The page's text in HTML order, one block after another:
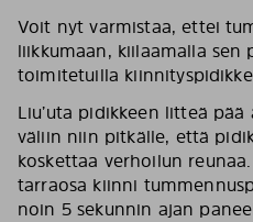
Voit nyt varmistaa, ettei
liikkumaan, kiilaamalla sen
toimitetuilla
Liu’uta pidikkeen litteä
väliin niin pitkälle, että
koskettaa verhoilun
tarraosa kiinni
noin 5 sekunnin ajan